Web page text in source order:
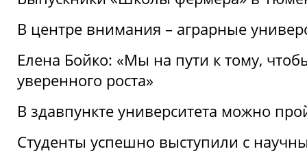
В центре внимания – аграрные
Елена Бойко: «Мы на пути к тому,
уверенного роста»
В здавпункте университета можно
Студенты успешно выступили с